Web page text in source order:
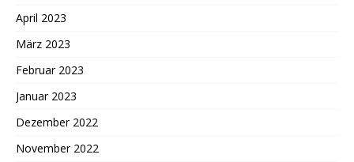
April 2023
März 2023
Februar 2023
Januar 2023
Dezember 2022
November 2022